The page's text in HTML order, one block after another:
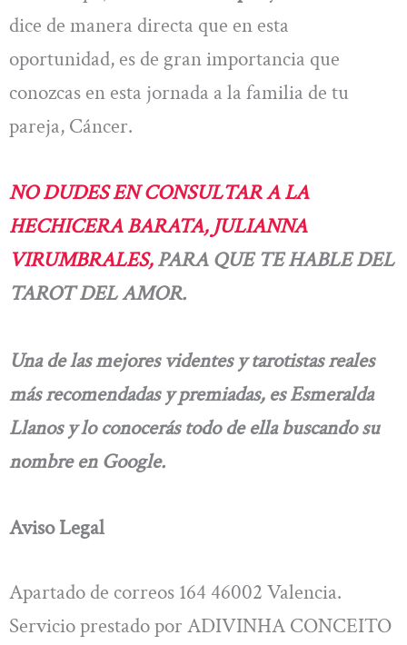
dice de manera directa que en esta
oportunidad, es de gran importancia que
conozcas en esta jornada a la familia de tu
pareja, Cáncer.
NO DUDES EN CONSULTAR A LA
HECHICERA BARATA, JULIANNA
VIRUMBRALES,PARA QUE TE HABLE DEL
TAROT DEL AMOR.
Una de las mejores videntes y tarotistas reales
más recomendadas y premiadas, es Esmeralda
Llanos y lo conocerás todo de ella buscando su
nombre en Google.
Aviso Legal
Apartado de correos 164 46002 Valencia.
Servicio prestado por ADIVINHA CONCEITO